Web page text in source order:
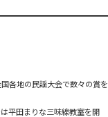
各地の民謡大会で数々の賞を
平田まりな三味線教室を開